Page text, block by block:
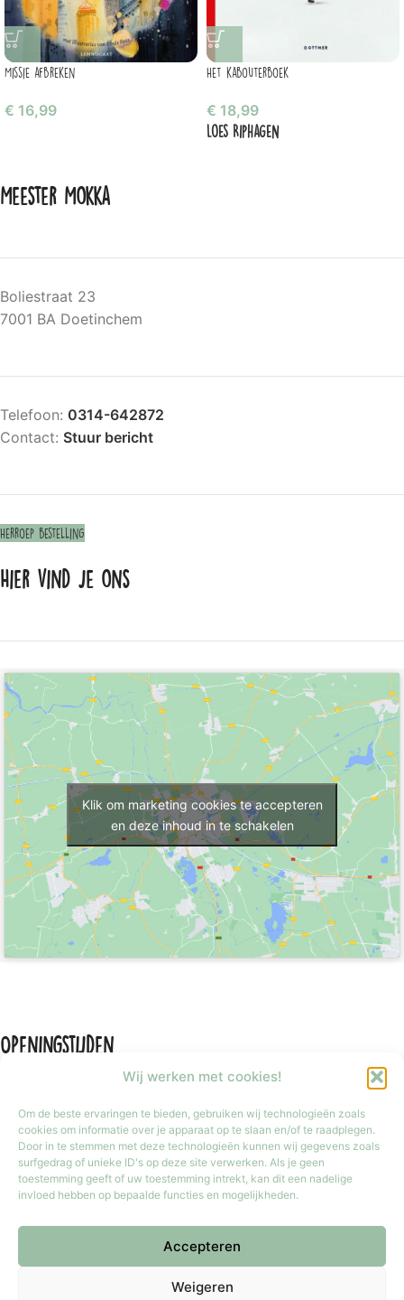
Wij werken met cookies!
Om de beste ervaringen te bieden, gebruiken wij technologieën zoals
cookies om informatie over je apparaat op te slaan en/of te raadplegen.
Door in te stemmen met deze technologieën kunnen wij gegevens zoals
surfgedrag of unieke ID's op deze site verwerken. Als je geen
toestemming geeft of uw toestemming intrekt, kan dit een nadelige
invloed hebben op bepaalde functies en mogelijkheden.
Accepteren
Weigeren
Missie afbreken
€ 16,99
Het kabouterboek
€ 18,99
Loes Riphagen
Meester Mokka
Boliestraat 23
7001 BA Doetinchem
Telefoon: 0314-642872
Contact: Stuur bericht
Herroep bestelling
Hier vind je ons
Klik om marketing cookies te accepteren
en deze inhoud in te schakelen
Openingstijden
Maandag
Gesloten
Dinsdag t/m vrijdag
9:30 tot 17:30
9:30 tot 17:00
Zondag
Iedere laatste zondag van de maand van 12:00 tot 17:00 geopend.
Copyright © 2026 Meester Mokka - Kinderboekenwinkel